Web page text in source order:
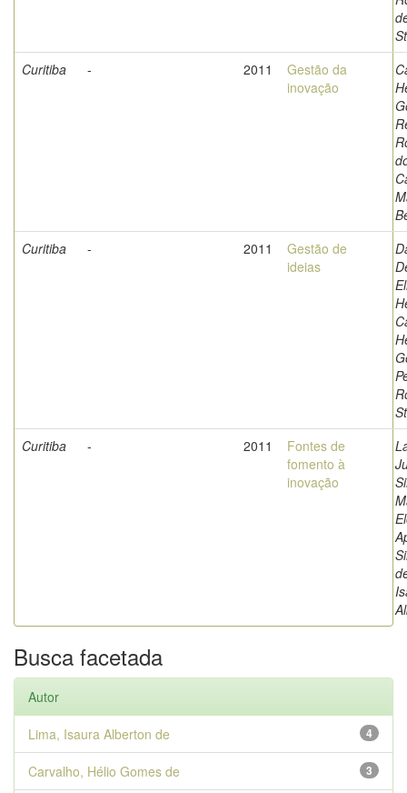
Curitiba
- 2011
Gestão da
inovação
Curitiba
- 2011
Gestão de
ideias
Curitiba
- 2011
Fontes de
fomento à
inovação
Busca facetada
Autor
4
Lima, Isaura Alberton de
3
Carvalho, Hélio Gomes de